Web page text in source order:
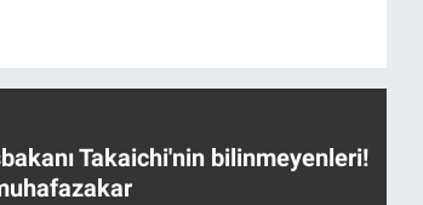
Takaichi'nin bilinmeyenleri!